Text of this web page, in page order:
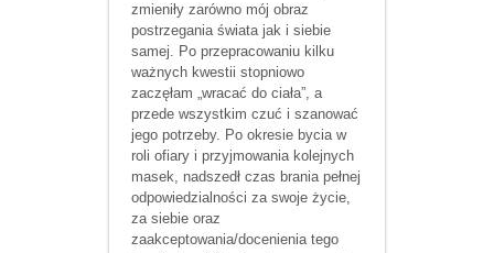
zmieniły zarówno mój obraz
postrzegania świata jak i siebie
samej. Po przepracowaniu kilku
ważnych kwestii stopniowo
zaczęłam „wracać do ciała”, a
przede wszystkim czuć i szanować
jego potrzeby. Po okresie bycia w
roli ofiary i przyjmowania kolejnych
masek, nadszedł czas brania pełnej
odpowiedzialności za swoje życie,
za siebie oraz
zaakceptowania/docenienia tego